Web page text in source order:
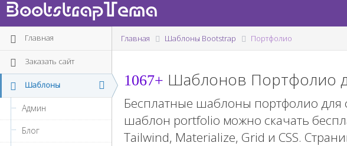
BootstrapTema
Главная
Заказать сайт
Шаблоны
Админ
Блог
Главная Шаблоны Bootstrap Портфолио
1067+ Шаблонов Портфолио
Бесплатные шаблоны портфолио для
шаблон portfolio можно скачать
Tailwind, Materialize, Grid и CSS.